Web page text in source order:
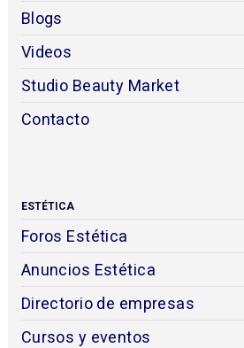
Blogs
Videos
Studio Beauty Market
Contacto
ESTÉTICA
Foros Estética
Anuncios Estética
Directorio de empresas
Cursos y eventos